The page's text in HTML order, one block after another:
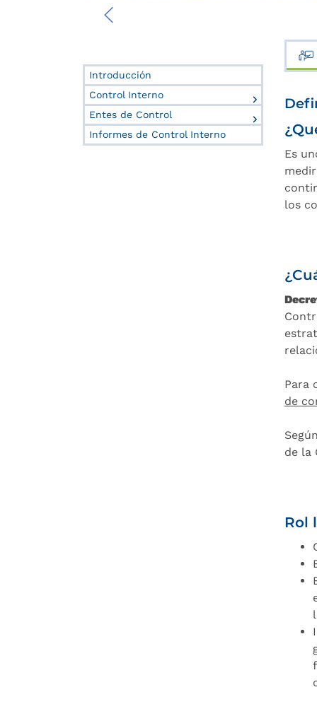
‹
Introducción
Control Interno
Entes de Control
Informes de Control Interno
Es
los
Para
de
de la
Rol